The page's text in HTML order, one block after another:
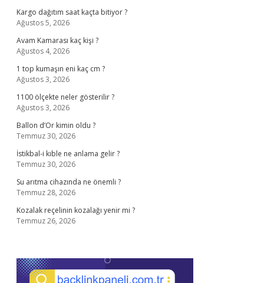
Kargo dağıtım saat kaçta bitiyor ?
Ağustos 5, 2026
Avam Kamarası kaç kişi ?
Ağustos 4, 2026
1 top kumaşın eni kaç cm ?
Ağustos 3, 2026
1100 ölçekte neler gösterilir ?
Ağustos 3, 2026
Ballon d’Or kimin oldu ?
Temmuz 30, 2026
İstikbal-i kıble ne anlama gelir ?
Temmuz 30, 2026
Su arıtma cihazında ne önemli ?
Temmuz 28, 2026
Kozalak reçelinin kozalağı yenir mi ?
Temmuz 26, 2026